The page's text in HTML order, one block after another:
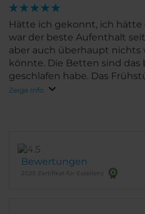
Hätte ich gekonnt, ich hätte
war der beste Aufenthalt
aber auch überhaupt nichts
könnte. Die Betten sind das
geschlafen habe. Das
sensationell, die
Insgesamt nur perfekt. Wir
Zeige Info
Bewertungen
2025 Zertifikat für Exzellenz